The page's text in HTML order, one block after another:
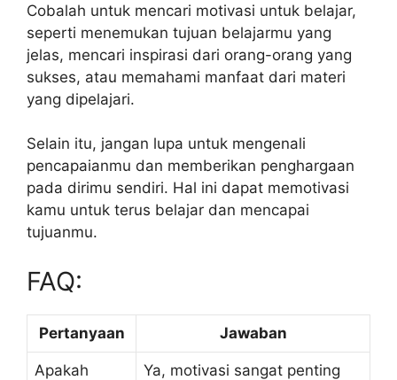
Cobalah untuk mencari motivasi untuk belajar,
seperti menemukan tujuan belajarmu yang
jelas, mencari inspirasi dari orang-orang yang
sukses, atau memahami manfaat dari materi
yang dipelajari.
Selain itu, jangan lupa untuk mengenali
pencapaianmu dan memberikan penghargaan
pada dirimu sendiri. Hal ini dapat memotivasi
kamu untuk terus belajar dan mencapai
tujuanmu.
FAQ:
Pertanyaan Jawaban
Apakah
Ya, motivasi sangat penting